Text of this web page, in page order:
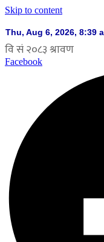
Skip to content
Facebook